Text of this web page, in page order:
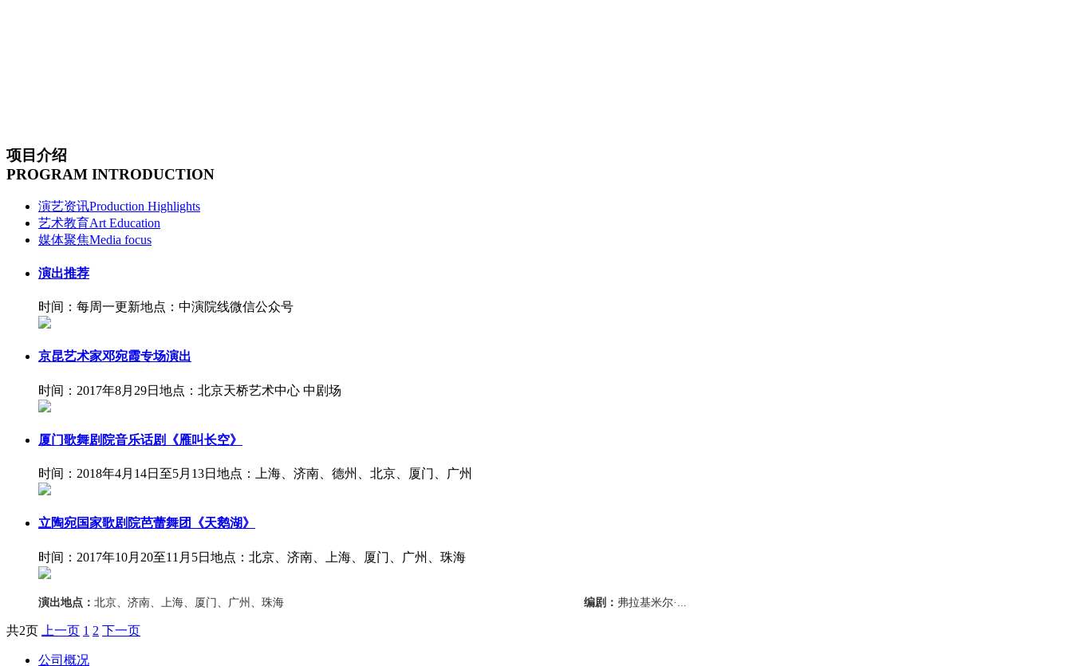
项目介绍
PROGRAM INTRODUCTION
演艺资讯Production Highlights
艺术教育Art Education
媒体聚焦Media focus
演出推荐
时间：每周一更新地点：中演院线微信公众号
京昆艺术家邓宛霞专场演出
时间：2017年8月29日 地点：北京天桥艺术中心 中剧场
厦门歌舞剧院音乐话剧《雁叫长空》
时间：2018年4月14日至5月13日 地点：上海、济南、德州、北京、厦门、广州
立陶宛国家歌剧院芭蕾舞团《天鹅湖》
时间：2017年10月20至11月5日 地点：北京、济南、上海、厦门、广州、珠海
演出地点： 北京、济南、上海、厦门、广州、珠海 编剧： 弗拉基米尔·...
共2页 上一页 1 2 下一页
公司概况